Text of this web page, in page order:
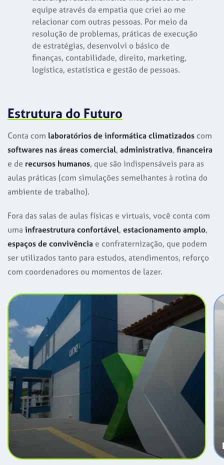
equipe através da empatia que criei ao me
relacionar com outras pessoas. Por meio da
resolução de problemas, práticas de execução
de estratégias, desenvolvi o básico de
finanças, contabilidade, direito, marketing,
logística, estatística e gestão de pessoas.
Estrutura do Futuro
Conta com laboratórios de informática climatizados com
softwares nas áreas comercial, administrativa, financeira
e de recursos humanos, que são indispensáveis para as
aulas práticas (com simulações semelhantes à rotina do
ambiente de trabalho).
Fora das salas de aulas físicas e virtuais, você conta com
uma infraestrutura confortável, estacionamento amplo,
espaços de convivência e confraternização, que podem
ser utilizados tanto para estudos, atendimentos, reforço
com coordenadores ou momentos de lazer.